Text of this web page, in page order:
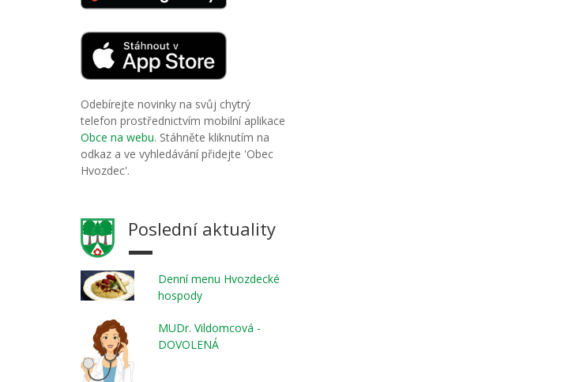
Odebírejte novinky na svůj chytrý
telefon prostřednictvím mobilní aplikace
Obce na webu. Stáhněte kliknutím na
odkaz a ve vyhledávání přidejte 'Obec
Hvozdec'.
Poslední aktuality
Denní menu Hvozdecké
hospody
MUDr. Vildomcová -
DOVOLENÁ